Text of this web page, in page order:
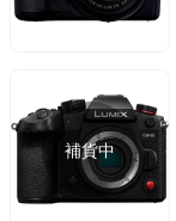
補貨中